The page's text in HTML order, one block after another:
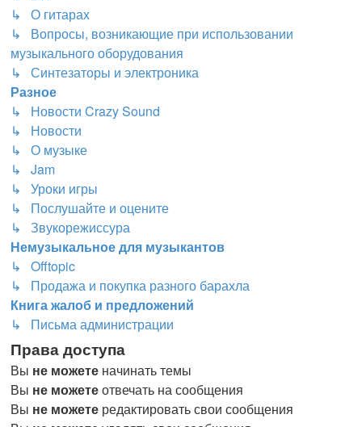
↳ О гитарах
↳ Вопросы, возникающие при использовании
музыкального оборудования
↳ Синтезаторы и электроника
Разное
↳ Новости Crazy Sound
↳ Новости
↳ О музыке
↳ Jam
↳ Уроки игры
↳ Послушайте и оцените
↳ Звукорежиссура
Немузыкальное для музыкантов
↳ Offtopic
↳ Продажа и покупка разного барахла
Книга жалоб и предложений
↳ Письма администрации
Права доступа
Вы не можете начинать темы
Вы не можетеотвечать на сообщения
Вы не можете редактировать свои сообщения